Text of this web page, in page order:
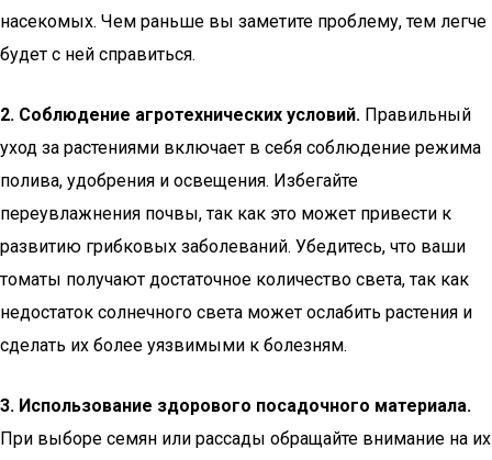
насекомых. Чем раньше вы заметите проблему, тем легче
будет с ней справиться.
2. Соблюдение агротехнических условий. Правильный
уход за растениями включает в себя соблюдение режима
полива, удобрения и освещения. Избегайте
переувлажнения почвы, так как это может привести к
развитию грибковых заболеваний. Убедитесь, что ваши
томаты получают достаточное количество света, так как
недостаток солнечного света может ослабить растения и
сделать их более уязвимыми к болезням.
3. Использование здорового посадочного материала.
При выборе семян или рассады обращайте внимание на их